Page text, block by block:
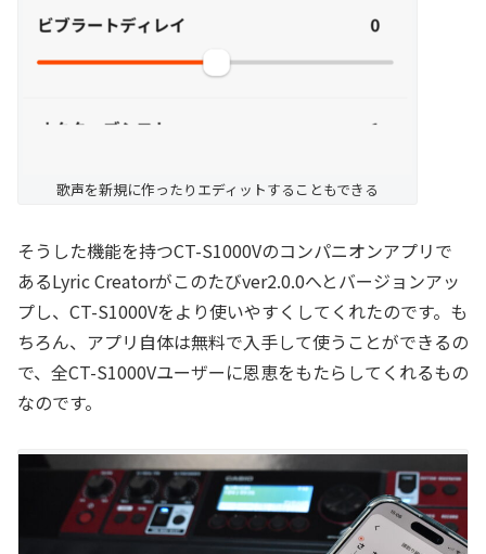
歌声を新規に作ったりエディットすることもできる
そうした機能を持つCT-S1000Vのコンパニオンアプリで
あるLyric Creatorがこのたびver2.0.0へとバージョンアッ
プし、CT-S1000Vをより使いやすくしてくれたのです。も
ちろん、アプリ自体は無料で入手して使うことができるの
で、全CT-S1000Vユーザーに恩恵をもたらしてくれるもの
なのです。